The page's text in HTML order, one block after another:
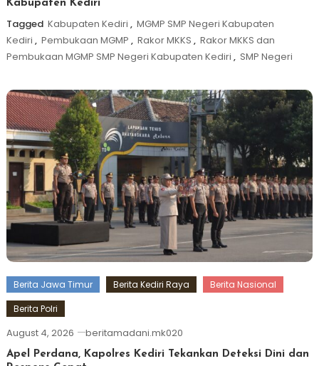
Kabupaten Kediri
Tagged Kabupaten Kediri , MGMP SMP Negeri Kabupaten
Kediri , Pembukaan MGMP , Rakor MKKS , Rakor MKKS dan
Pembukaan MGMP SMP Negeri Kabupaten Kediri , SMP Negeri
Berita Jawa Timur Berita Kediri Raya
Berita Nasional
Berita Polri
August 4, 2026 beritamadani.mk020
Apel Perdana, Kapolres Kediri Tekankan Deteksi Dini dan